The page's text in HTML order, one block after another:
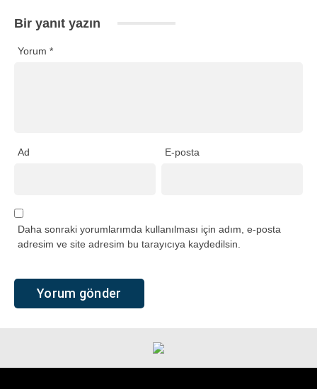
Bir yanıt yazın
Yorum *
Ad E-posta
Daha sonraki yorumlarımda kullanılması için adım, e-posta
adresim ve site adresim bu tarayıcıya kaydedilsin.